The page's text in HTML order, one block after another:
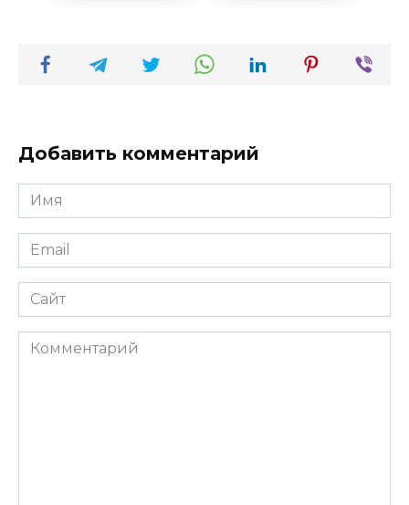
Добавить комментарий
Имя
*
Email
*
Сайт
Комментарий